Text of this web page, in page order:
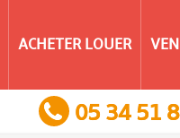
ACHETER LOUER
05 34 51